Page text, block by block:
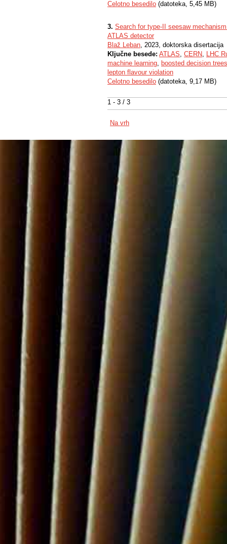
1 - 3 / 3
Celotno besedilo (datoteka, 5,45 MB)
3. Search for type-II seesaw
ATLAS detector
Blaž Leban, 2023, doktorska disertacija
Ključne besede: ATLAS, CERN, LHC
machine learning, boosted decision trees
lepton flavour violation
Celotno besedilo (datoteka, 9,17 MB)
Na vrh